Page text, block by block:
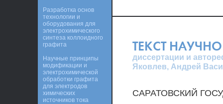
ТЕКСТ
диссертации и
Яковлев, Андрей
САРАТОВСКИЙ
Разработка основ
технологии и
оборудования для
электрохимического
синтеза коллоидного
графита
Научные принципы
модификации и
электрохимической
обработки графита
для электродов
химических
источников тока